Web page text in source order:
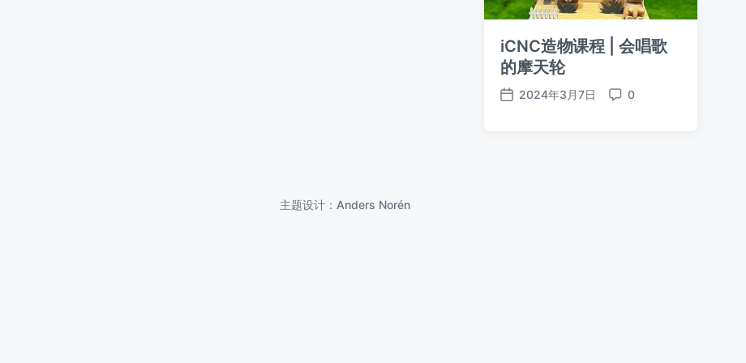
iCNC造物课程 | 会唱歌
的摩天轮
发
2024年3月7日
评
0
主题设计： Anders Norén